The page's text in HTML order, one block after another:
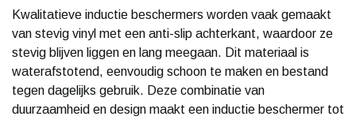
Kwalitatieve inductie beschermers worden vaak gemaakt
van stevig vinyl met een anti-slip achterkant, waardoor ze
stevig blijven liggen en lang meegaan. Dit materiaal is
waterafstotend, eenvoudig schoon te maken en bestand
tegen dagelijks gebruik. Deze combinatie van
duurzaamheid en design maakt een inductie beschermer tot